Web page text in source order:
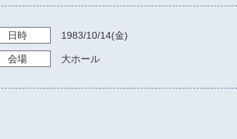
日時 1983/10/14(金)
会場 大ホール